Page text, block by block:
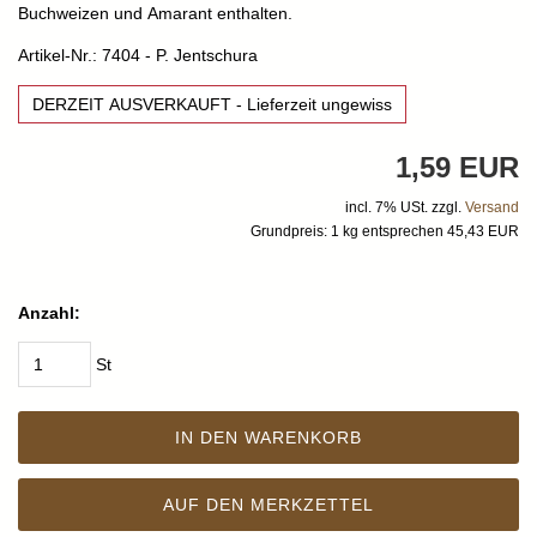
Buchweizen und Amarant enthalten.
Artikel-Nr.: 7404 - P. Jentschura
DERZEIT AUSVERKAUFT - Lieferzeit ungewiss
1,59 EUR
incl. 7% USt. zzgl. Versand
Grundpreis: 1 kg entsprechen 45,43 EUR
Anzahl:
St
IN DEN WARENKORB
AUF DEN MERKZETTEL